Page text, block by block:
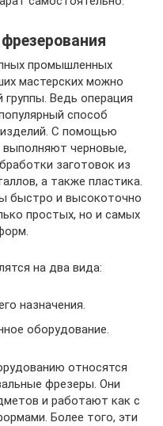
промышленных
мастерских можно
Ведь операция
способ
С помощью
выполняют черновые,
заготовок из
а также пластика.
быстро и высокоточно
простых, но и самых
на два вида:
назначения.
оборудование.
относятся
фрезеры. Они
и работают как с
Более того, эти